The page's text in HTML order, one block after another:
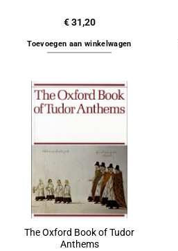
€31,20
Toevoegen aan winkelwagen
The Oxford Book of Tudor
Anthems